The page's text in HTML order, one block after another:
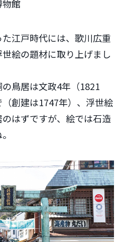
館
江戸時代には、歌川広重
絵の題材に取り上げまし
鳥居は文政4年（1821
創建は1747年）、浮世絵
はずですが、絵では石造